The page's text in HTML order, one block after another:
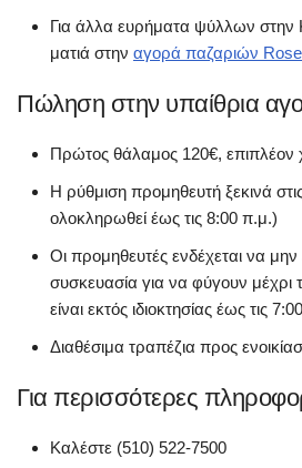
Για άλλα ευρήματα ψύλλων στην
ματιά στην αγορά παζαριών
Πώληση στην υπαίθρια
Πρώτος θάλαμος 120€, επιπλέον
Η ρύθμιση προμηθευτή ξεκινά
ολοκληρωθεί έως τις 8:00 π.μ.)
Οι προμηθευτές ενδέχεται να μην
συσκευασία για να φύγουν μέχρι
είναι εκτός ιδιοκτησίας έως τις
Διαθέσιμα τραπέζια προς
Για περισσότερες
Καλέστε (510) 522-7500